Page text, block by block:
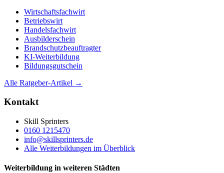
Wirtschaftsfachwirt
Betriebswirt
Handelsfachwirt
Ausbilderschein
Brandschutzbeauftragter
KI-Weiterbildung
Bildungsgutschein
Alle Ratgeber-Artikel →
Kontakt
Skill Sprinters
0160 1215470
info@skillsprinters.de
Alle Weiterbildungen im Überblick
Weiterbildung in weiteren Städten